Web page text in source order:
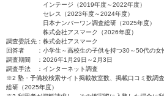
インテージ（2019年度～2022年度）
セレス（2023年度～2024年度）
日本ナンバーワン調査総研（2025年度）
株式会社アスマーク（2026年度）
調査委託先：株式会社アスマーク
回答者 ：小学生～高校生の子供を持つ30～50代の女
調査期間 ：2026年1月29日～2月3日
調査手法 ：インターネット調査
※2 塾・予備校検索サイト掲載教室数、掲載口コミ数調
総研（2025年度）